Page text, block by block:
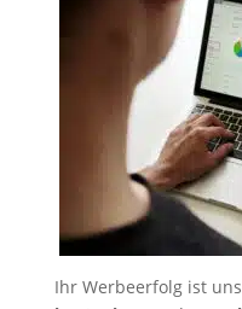
Ihr Werbeerfolg ist